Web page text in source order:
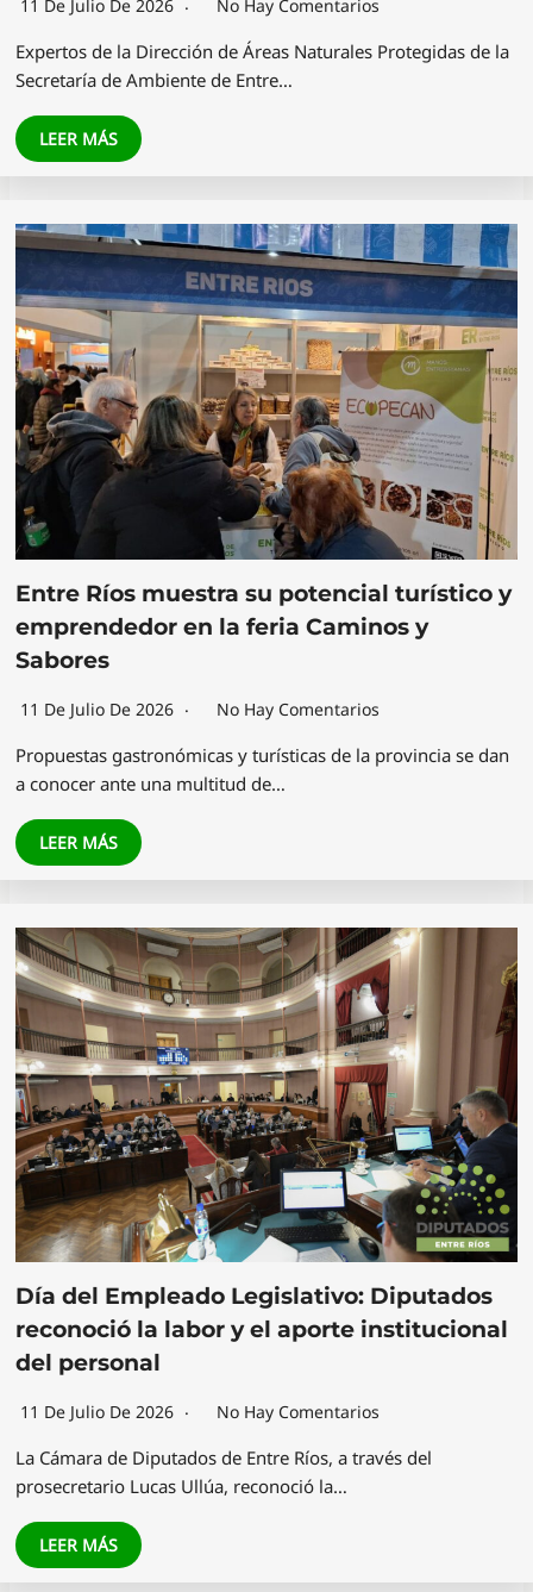
11 De Julio De 2026 No Hay Comentarios
Expertos de la Dirección de Áreas Naturales Protegidas de la
Secretaría de Ambiente de Entre…
LEER MÁS
Entre Ríos muestra su potencial turístico y
emprendedor en la feria Caminos y
Sabores
11 De Julio De 2026 No Hay Comentarios
Propuestas gastronómicas y turísticas de la provincia se dan
a conocer ante una multitud de…
LEER MÁS
Día del Empleado Legislativo: Diputados
reconoció la labor y el aporte institucional
del personal
11 De Julio De 2026 No Hay Comentarios
La Cámara de Diputados de Entre Ríos, a través del
prosecretario Lucas Ullúa, reconoció la…
LEER MÁS